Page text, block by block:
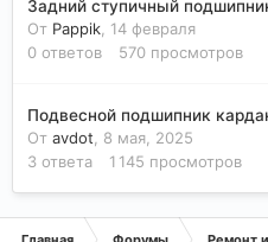
Задний ступичный
От Pappik 14 февраля
0 ответов 570 просмотров
Подвесной подшипник
От avdot
8 мая, 2025
3 ответа 1 145 просмотров